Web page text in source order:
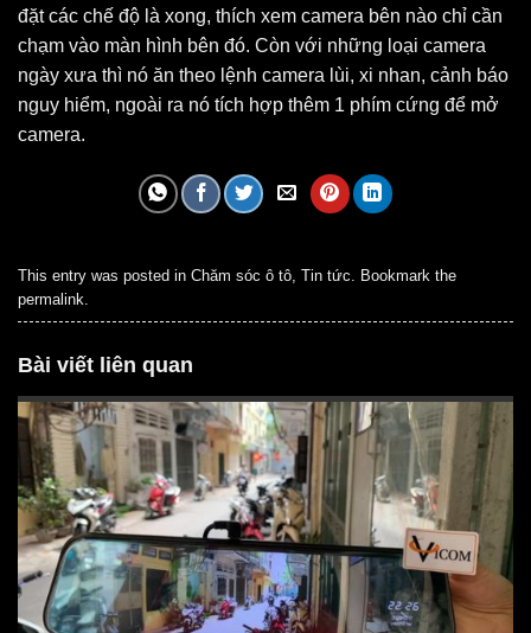
đặt các chế độ là xong, thích xem camera bên nào chỉ cần
chạm vào màn hình bên đó. Còn với những loại camera
ngày xưa thì nó ăn theo lệnh camera lùi, xi nhan, cảnh báo
nguy hiểm, ngoài ra nó tích hợp thêm 1 phím cứng để mở
camera.
This entry was posted in Chăm sóc ô tô, Tin tức. Bookmark the
permalink.
Bài viết liên quan